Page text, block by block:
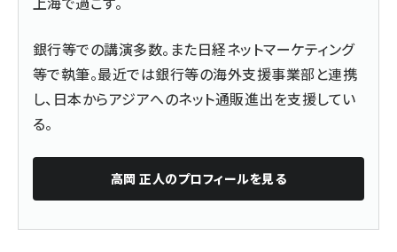
銀行等での講演多数。また日経ネットマーケティング
等で執筆。最近では銀行等の海外支援事業部と連携
し、日本からアジアへのネット通販進出を支援してい
る。
高岡 正人のプロフィールを見る